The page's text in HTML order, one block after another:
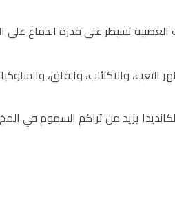
تسيطر على قدرة الدماغ على
التعب، والاكتئاب، والقلق،
الكانديدا يزيد من تراكم السموم